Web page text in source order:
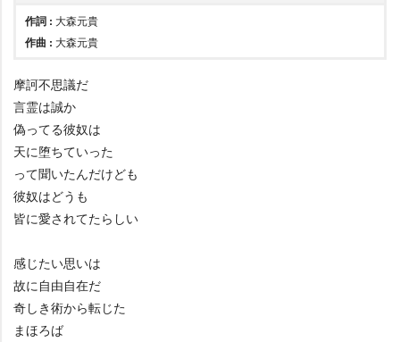
作詞 : 大森元貴
作曲 : 大森元貴
摩訶不思議だ
言霊は誠か
偽ってる彼奴は
天に堕ちていった
って聞いたんだけども
彼奴はどうも
皆に愛されてたらしい
感じたい思いは
故に自由自在だ
奇しき術から転じた
まほろば